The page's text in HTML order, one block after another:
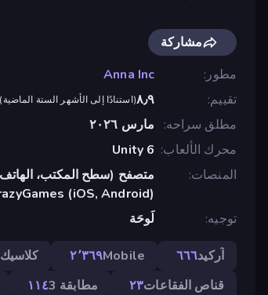
مشاركة
مطور
Anna Inc
تقييم
٨٫٩(استنادًا إلى الأشهر الستة الماضية)
مطلق سراحه
مارس ٢٠٢٦
محرك الألعاب Unity 6
المنصات
متصفح (سطح المكتب، الهاتف
(iOS, Android)
توجيه
لَوحَة
آركيد٦٦٦ Mobile٢٬٣٦٩ كلاسيك
قناص الفقاعات٢٣ مطابقة 3 ١١٤